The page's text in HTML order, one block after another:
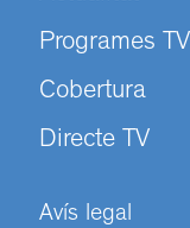
Programes TV
Cobertura
Directe TV
Avís legal